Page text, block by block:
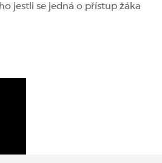
jestli se jedná o přístup žáka